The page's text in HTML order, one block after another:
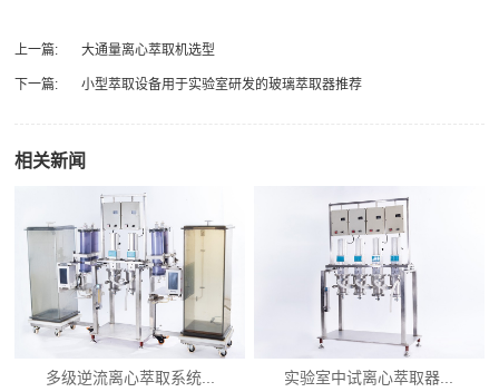
上一篇: 大通量离心萃取机选型
下一篇: 小型萃取设备用于实验室研发的玻璃萃取器推荐
相关新闻
多级逆流离心萃取系统... 实验室中试离心萃取器...